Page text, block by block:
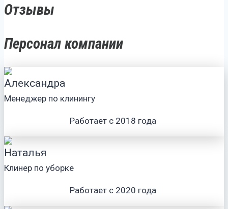
Отзывы
Персонал компании
Александра
Менеджер по клинингу
Работает с 2018 года
Наталья
Клинер по уборке
Работает с 2020 года